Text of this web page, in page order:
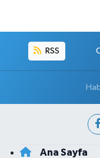
RSS
Ana Sayfa